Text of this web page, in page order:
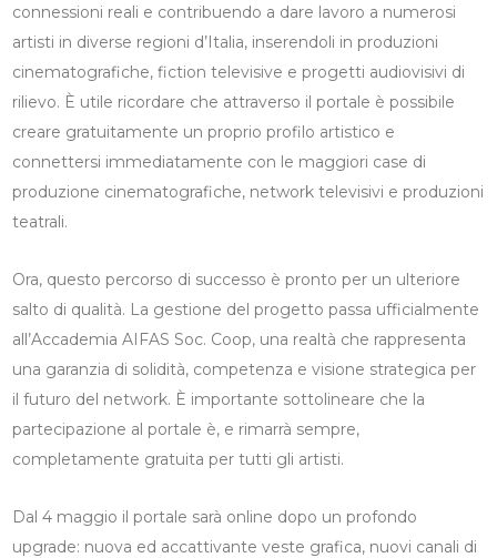
connessioni reali e contribuendo a dare lavoro a numerosi
artisti in diverse regioni d’Italia, inserendoli in produzioni
cinematografiche, fiction televisive e progetti audiovisivi di
rilievo. È utile ricordare che attraverso il portale è possibile
creare gratuitamente un proprio profilo artistico e
connettersi immediatamente con le maggiori case di
produzione cinematografiche, network televisivi e produzioni
teatrali.
Ora, questo percorso di successo è pronto per un ulteriore
salto di qualità. La gestione del progetto passa ufficialmente
all’Accademia AIFAS Soc. Coop, una realtà che rappresenta
una garanzia di solidità, competenza e visione strategica per
il futuro del network. È importante sottolineare che la
partecipazione al portale è, e rimarrà sempre,
completamente gratuita per tutti gli artisti.
Dal 4 maggio il portale sarà online dopo un profondo
upgrade: nuova ed accattivante veste grafica, nuovi canali di